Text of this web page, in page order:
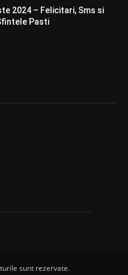
2024 – Felicitari, Sms si
Pasti
sunt rezervate.